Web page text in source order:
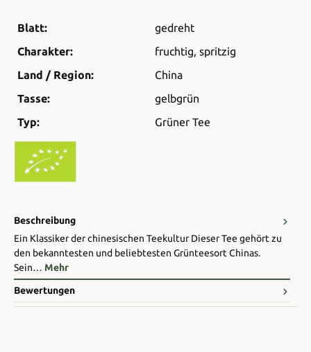
Blatt:
gedreht
Charakter:
fruchtig, spritzig
Land / Region:
China
Tasse:
gelbgrün
Typ:
Grüner Tee
Beschreibung
Ein Klassiker der chinesischen Teekultur Dieser Tee gehört zu
den bekanntesten und beliebtesten Grünteesort Chinas.
Sein… Mehr
Bewertungen